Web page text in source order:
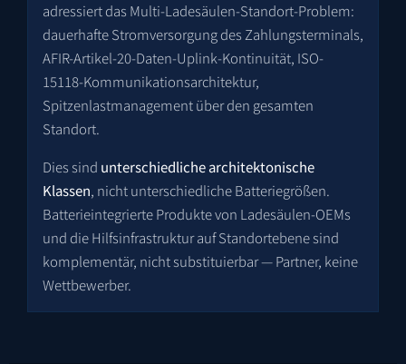
adressiert das Multi-Ladesäulen-Standort-Problem:
dauerhafte Stromversorgung des Zahlungsterminals,
AFIR-Artikel-20-Daten-Uplink-Kontinuität, ISO-
15118-Kommunikationsarchitektur,
Spitzenlastmanagement über den gesamten
Standort.
Dies sind unterschiedliche architektonische
Klassen, nicht unterschiedliche Batteriegrößen.
Batterieintegrierte Produkte von Ladesäulen-OEMs
und die Hilfsinfrastruktur auf Standortebene sind
komplementär, nicht substituierbar — Partner, keine
Wettbewerber.